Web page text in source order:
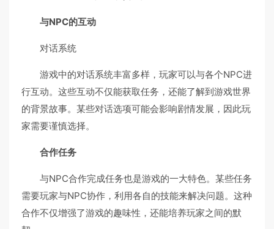
与NPC的互动
对话系统
游戏中的对话系统丰富多样，玩家可以与各个NPC进
行互动。这些互动不仅能获取任务，还能了解到游戏世界
的背景故事。某些对话选项可能会影响剧情发展，因此玩
家需要谨慎选择。
合作任务
与NPC合作完成任务也是游戏的一大特色。某些任务
需要玩家与NPC协作，利用各自的技能来解决问题。这种
合作不仅增强了游戏的趣味性，还能培养玩家之间的默